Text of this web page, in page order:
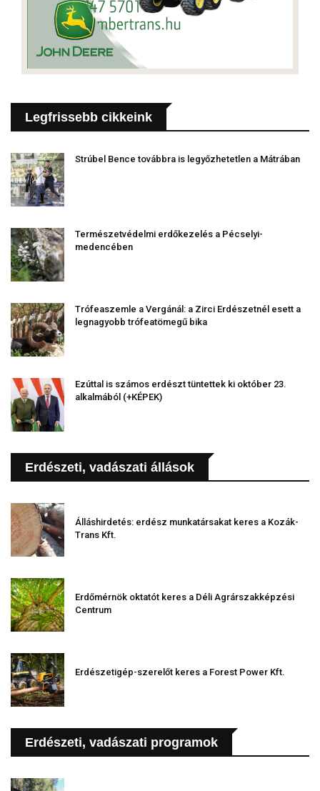
Legfrissebb cikkeink
Strúbel Bence továbbra is legyőzhetetlen a Mátrában
Természetvédelmi erdőkezelés a Pécselyi-
medencében
Trófeaszemle a Vergánál: a Zirci Erdészetnél esett a
legnagyobb trófeatömegű bika
Ezúttal is számos erdészt tüntettek ki október 23.
alkalmából (+KÉPEK)
Erdészeti, vadászati állások
Álláshirdetés: erdész munkatársakat keres a Kozák-
Trans Kft.
Erdőmérnök oktatót keres a Déli Agrárszakképzési
Centrum
Erdészetigép-szerelőt keres a Forest Power Kft.
Erdészeti, vadászati programok